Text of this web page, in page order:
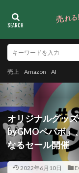
売上 Amazon AI
オリジナルグッ
byGMOペパボ」
なるセール開催
2022年6月10日